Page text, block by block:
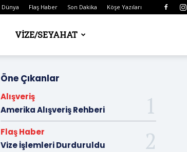
Dünya Flaş Haber Son Dakika Köşe Yazıları
VIZE/SEYAHAT
Öne Çıkanlar
Alışveriş
Amerika Alışveriş Rehberi
Flaş Haber
Vize İşlemleri Durduruldu